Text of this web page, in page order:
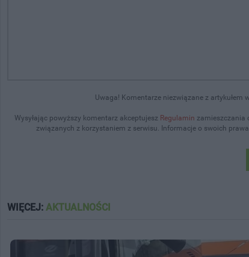
Uwaga! Komentarze niezwiązane z artykułem
Wysyłając powyższy komentarz akceptujesz Regulamin zamieszczania
związanych z korzystaniem z serwisu. Informacje o swoich
WIĘCEJ: AKTUALNOŚCI